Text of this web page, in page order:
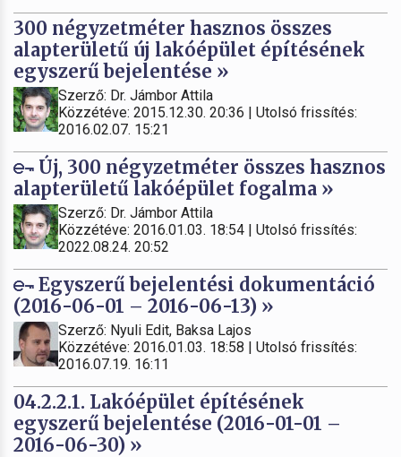
300 négyzetméter hasznos összes
alapterületű új lakóépület építésének
egyszerű bejelentése »
Szerző: Dr. Jámbor Attila
Közzétéve: 2015.12.30. 20:36 | Utolsó frissítés:
2016.02.07. 15:21
Új, 300 négyzetméter összes hasznos
alapterületű lakóépület fogalma »
Szerző: Dr. Jámbor Attila
Közzétéve: 2016.01.03. 18:54 | Utolsó frissítés:
2022.08.24. 20:52
Egyszerű bejelentési dokumentáció
(2016-06-01 – 2016-06-13) »
Szerző: Nyuli Edit, Baksa Lajos
Közzétéve: 2016.01.03. 18:58 | Utolsó frissítés:
2016.07.19. 16:11
04.2.2.1. Lakóépület építésének
egyszerű bejelentése (2016-01-01 –
2016-06-30) »